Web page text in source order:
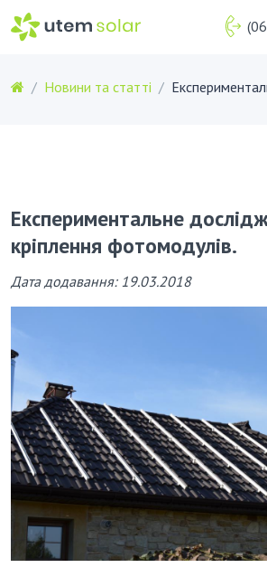
Новини та статті
Експериментальне
кріплення фотомодулів.
Дата додавання: 19.03.2018